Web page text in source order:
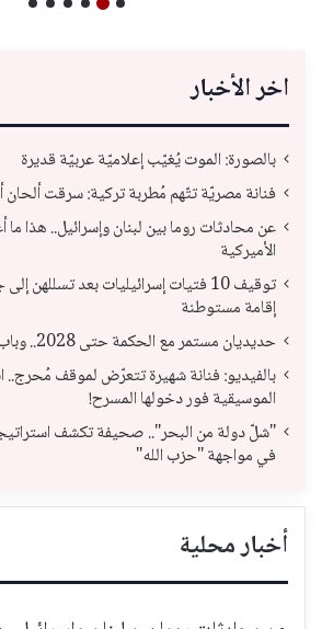
اخر الأخبار
بالصورة: الموت يُغيّب إعلاميّة عربيّة قديرة
فنانة مصريّة تتّهم مُطربة تركية: سرقت ألحان
عن محادثات روما بين لبنان وإسرائيل.. هذا ما
الأميركية
توقيف 10 فتيات إسرائيليات بعد
إقامة مستوطنة
حديديان مستمر مع الحكمة حتى 2028.. وباب اليابان يبقى مفتوحاً
بالفيديو: فنانة شهيرة تتعرّض لموقف مُحرج..
الموسيقية فور دخولها المسرح!
"شلّ دولة من البحر".. صحيفة تكشف
في مواجهة "حزب الله"
أخبار محلية